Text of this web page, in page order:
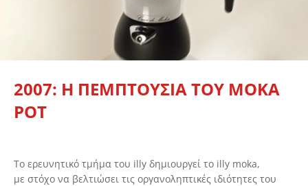
2007: Η ΠΕΜΠΤΟΥΣΙΑ ΤΟΥ MOKA
POT
Το ερευνητικό τμήμα του illy δημιουργεί το illy moka,
με στόχο να βελτιώσει τις οργανοληπτικές ιδιότητες του